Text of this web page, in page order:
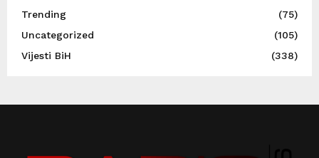
Trending
(75)
Uncategorized
(105)
Vijesti BiH
(338)